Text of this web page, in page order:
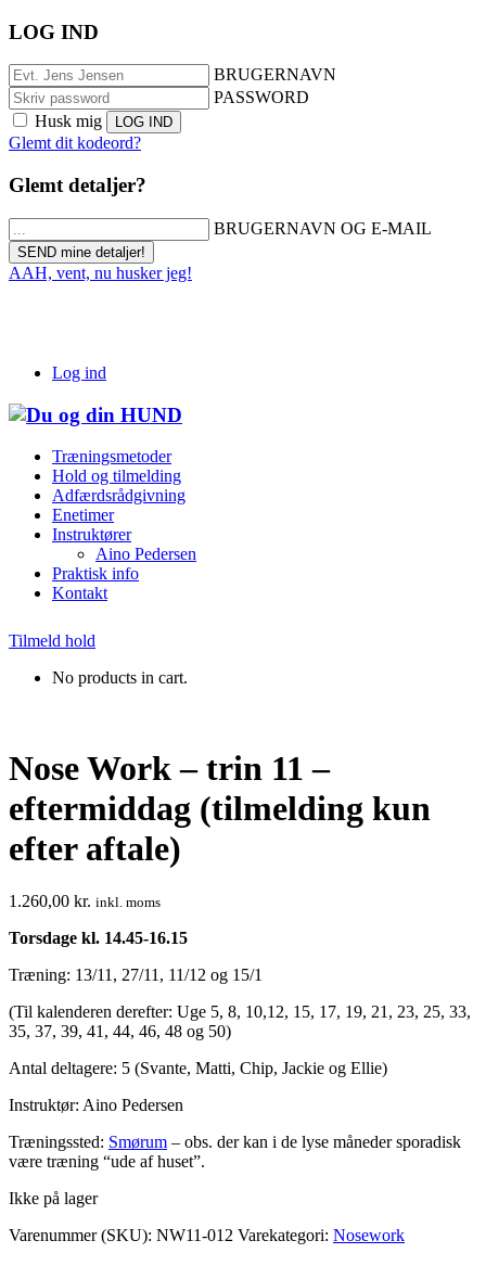
LOG IND
BRUGERNAVN
PASSWORD
Husk mig
Glemt dit kodeord?
Glemt detaljer?
BRUGERNAVN OG E-MAIL
AAH, vent, nu husker jeg!
Log ind
Træningsmetoder
Hold og tilmelding
Adfærdsrådgivning
Enetimer
Instruktører
Aino Pedersen
Praktisk info
Kontakt
Tilmeld hold
No products in cart.
Nose Work – trin 11 –
eftermiddag (tilmelding kun
efter aftale)
1.260,00 kr. inkl. moms
Torsdage kl. 14.45-16.15
Træning: 13/11, 27/11, 11/12 og 15/1
(Til kalenderen derefter: Uge 5, 8, 10,12, 15, 17, 19, 21, 23, 25, 33,
35, 37, 39, 41, 44, 46, 48 og 50)
Antal deltagere: 5 (Svante, Matti, Chip, Jackie og Ellie)
Instruktør: Aino Pedersen
Træningssted: Smørum – obs. der kan i de lyse måneder sporadisk
være træning “ude af huset”.
Ikke på lager
Varenummer (SKU): NW11-012 Varekategori: Nosework